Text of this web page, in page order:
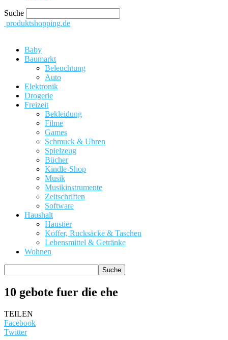
Suche
produktshopping.de
Baby
Baumarkt
Beleuchtung
Auto
Elektronik
Drogerie
Freizeit
Bekleidung
Filme
Games
Schmuck & Uhren
Spielzeug
Bücher
Kindle-Shop
Musik
Musikinstrumente
Zeitschriften
Software
Haushalt
Haustier
Koffer, Rucksäcke & Taschen
Lebensmittel & Getränke
Wohnen
10 gebote fuer die ehe
TEILEN
Facebook
Twitter